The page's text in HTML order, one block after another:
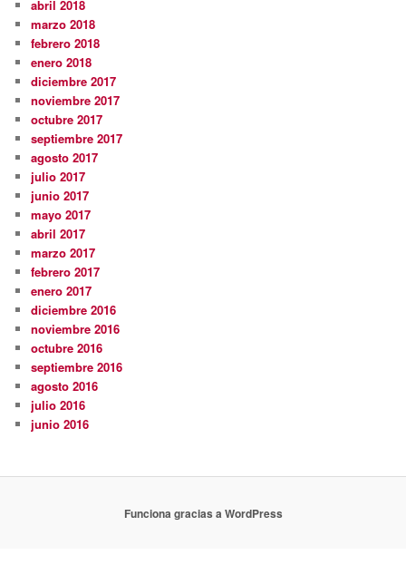
abril 2018
marzo 2018
febrero 2018
enero 2018
diciembre 2017
noviembre 2017
octubre 2017
septiembre 2017
agosto 2017
julio 2017
junio 2017
mayo 2017
abril 2017
marzo 2017
febrero 2017
enero 2017
diciembre 2016
noviembre 2016
octubre 2016
septiembre 2016
agosto 2016
julio 2016
junio 2016
Funciona gracias a WordPress